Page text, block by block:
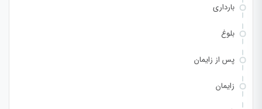
بارداری
بلوغ
پس از زایمان
زایمان